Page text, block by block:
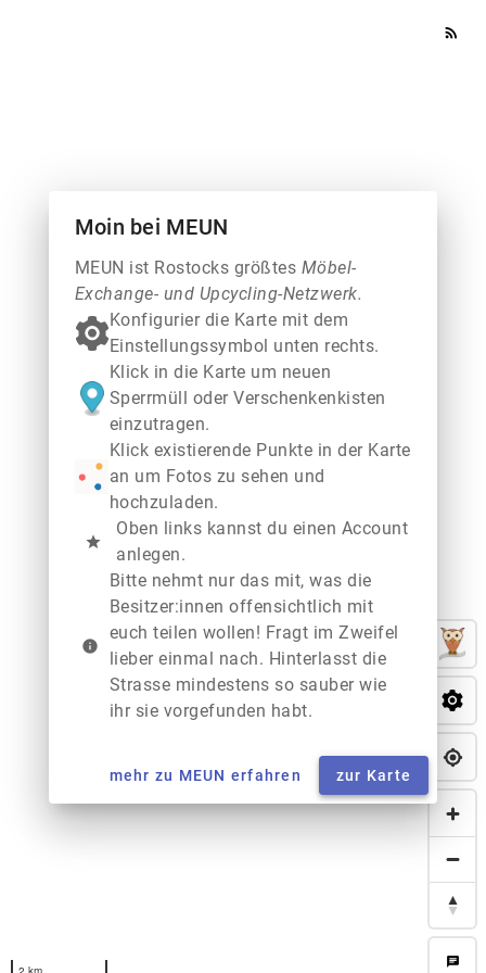
rss_feed
chat
Moin bei MEUN
MEUN ist Rostocks größtes Möbel-
Exchange- und Upcycling-Netzwerk.
Konfigurier die Karte mit dem
Einstellungssymbol unten rechts.
Klick in die Karte um neuen
Sperrmüll oder Verschenkenkisten
einzutragen.
Klick existierende Punkte in der Karte
an um Fotos zu sehen und
hochzuladen.
star
Oben links kannst du einen Account
anlegen.
info
Bitte nehmt nur das mit, was die
Besitzer:innen offensichtlich mit
euch teilen wollen! Fragt im Zweifel
lieber einmal nach. Hinterlasst die
Strasse mindestens so sauber wie
ihr sie vorgefunden habt.
mehr zu MEUN erfahren zur Karte